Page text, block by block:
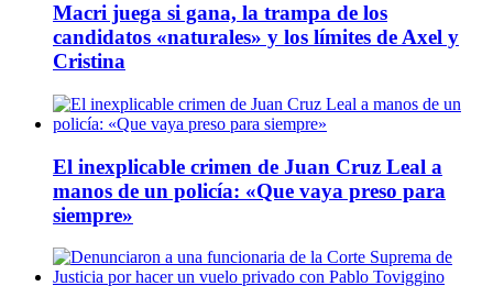
Macri juega si gana, la trampa de los
candidatos «naturales» y los límites de Axel y
Cristina
El inexplicable crimen de Juan Cruz Leal a
manos de un policía: «Que vaya preso para
siempre»